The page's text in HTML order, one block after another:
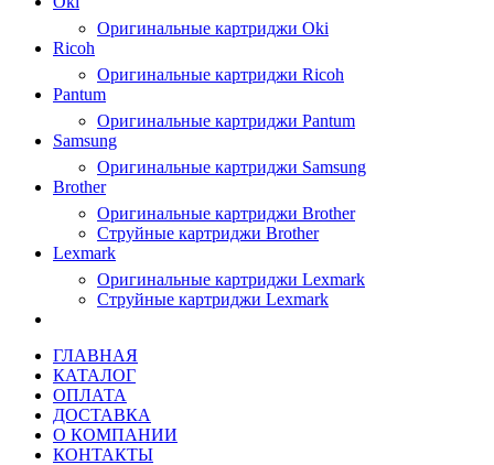
Оригинальные картриджи Oki
Ricoh
Оригинальные картриджи Ricoh
Pantum
Оригинальные картриджи Pantum
Samsung
Оригинальные картриджи Samsung
Brother
Оригинальные картриджи Brother
Струйные картриджи Brother
Lexmark
Оригинальные картриджи Lexmark
Струйные картриджи Lexmark
ГЛАВНАЯ
КАТАЛОГ
ОПЛАТА
ДОСТАВКА
О КОМПАНИИ
КОНТАКТЫ